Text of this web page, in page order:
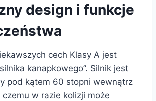
design i funkcje
cech Klasy A jest
kanapkowego”. Silnik jest
pod kątem 60 stopni wewnątrz
w razie kolizji może